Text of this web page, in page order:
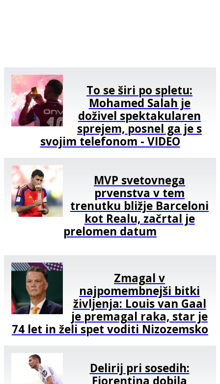
To se širi po spletu:
Mohamed Salah je
doživel spektakularen
sprejem, posnel ga je s
svojim telefonom - VIDEO
MVP svetovnega
prvenstva v tem
trenutku bližje Barceloni
kot Realu, začrtal je
prelomen datum
Zmagal v
najpomembnejši bitki
življenja: Louis van Gaal
je premagal raka, star je
74 let in želi spet voditi Nizozemsko
Delirij pri sosedih: